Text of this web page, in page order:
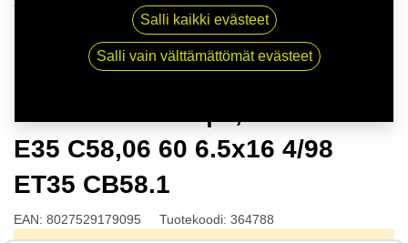
MSW 80 G.BLK | 6,5X16 4-98 E35 C58,06 60 6.5x16
4/98 ET35 CB58.1
E35 C58,06 60 6.5x16 4/98
ET35 CB58.1
EAN: 8027529179095 Tuotekoodi: 364788
Salli kaikki evästeet
Salli vain välttämättömät evästeet